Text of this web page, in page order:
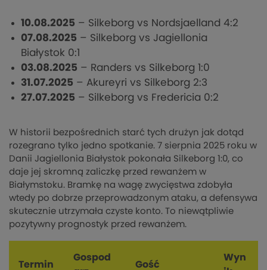
10.08.2025 – Silkeborg vs Nordsjaelland 4:2
07.08.2025 – Silkeborg vs Jagiellonia
Białystok 0:1
03.08.2025 – Randers vs Silkeborg 1:0
31.07.2025 – Akureyri vs Silkeborg 2:3
27.07.2025 – Silkeborg vs Fredericia 0:2
W historii bezpośrednich starć tych drużyn jak dotąd
rozegrano tylko jedno spotkanie. 7 sierpnia 2025 roku w
Danii Jagiellonia Białystok pokonała Silkeborg 1:0, co
daje jej skromną zaliczkę przed rewanżem w
Białymstoku. Bramkę na wagę zwycięstwa zdobyła
wtedy po dobrze przeprowadzonym ataku, a defensywa
skutecznie utrzymała czyste konto. To niewątpliwie
pozytywny prognostyk przed rewanżem.
Termin
Gospod
Gość
Wyn